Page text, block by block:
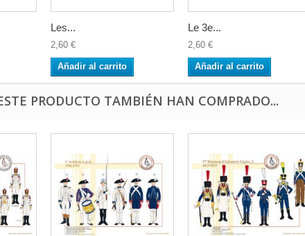
Les...
2,60 €
Añadir al carrito
Le 3e...
2,60 €
Añadir al carrito
PRODUCTO TAMBIÉN HAN COMPRADO...